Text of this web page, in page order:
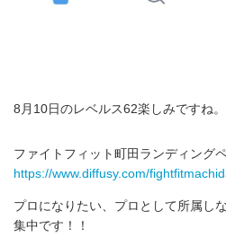
8月10日のレベルス62楽しみですね。
ファイトフィット町田ランディング
https://www.diffusy.com/
プロになりたい、プロとして所属し
集中です！！